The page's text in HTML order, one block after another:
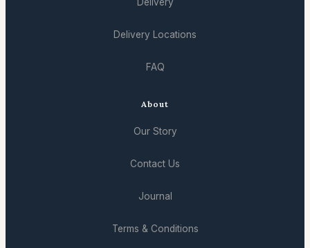
Delivery Locations
FAQ
About
Our Story
Contact Us
Journal
Terms & Conditions